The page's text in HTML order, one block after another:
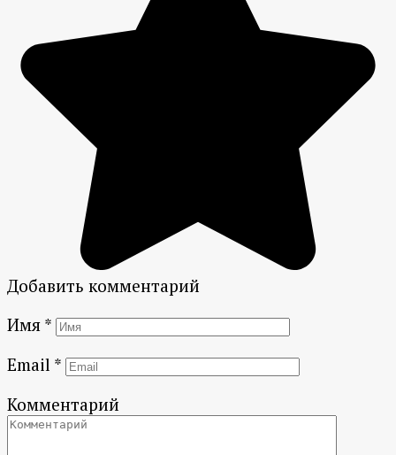
Добавить комментарий
Имя *
Email *
Комментарий